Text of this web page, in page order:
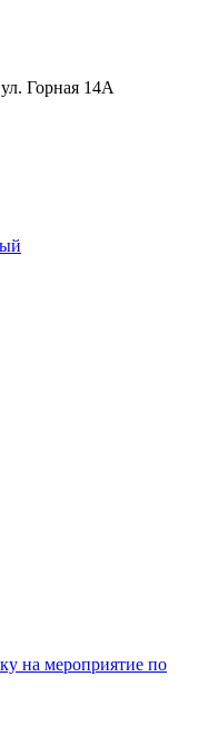
Горная 14А
на мероприятие по